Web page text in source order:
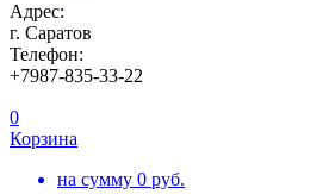
Адрес:
г. Саратов
Телефон:
+7987-835-33-22
0
Корзина
на сумму 0 руб.